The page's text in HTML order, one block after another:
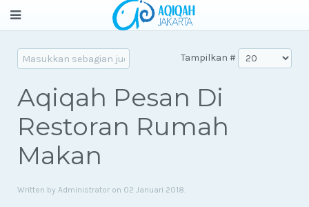
Tampilkan #
Aqiqah Pesan Di
Restoran Rumah
Makan
Written by Administrator on 02 Januari 2018.